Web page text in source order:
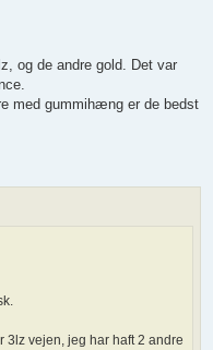
og de andre gold. Det var
med gummihæng er de bedst
3lz vejen, jeg har haft 2 andre